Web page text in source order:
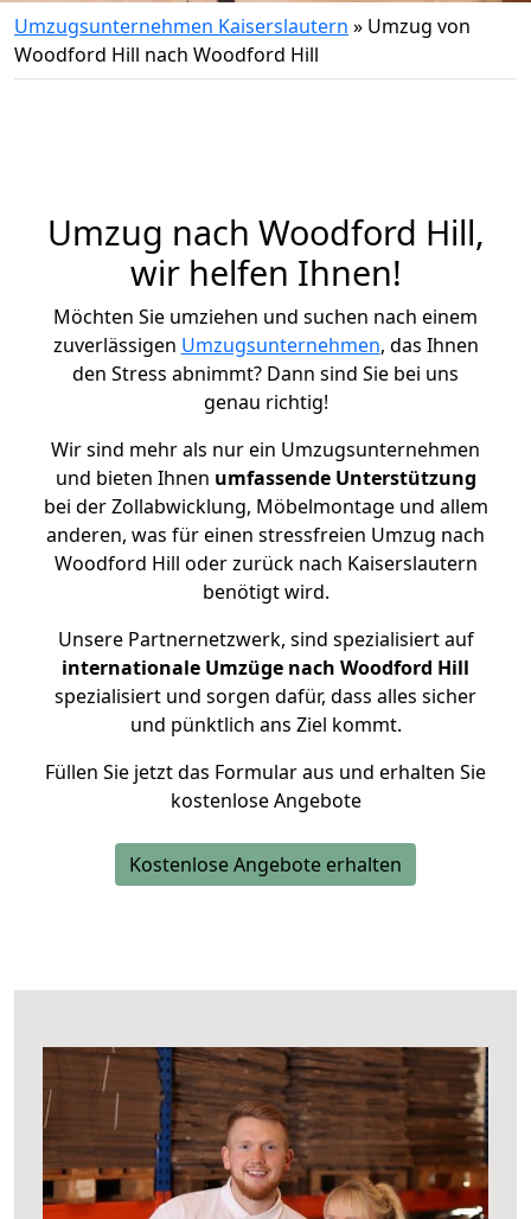
Umzugsunternehmen Kaiserslautern » Umzug von
Woodford Hill nach Woodford Hill
Umzug nach Woodford Hill,
wir helfen Ihnen!
Möchten Sie umziehen und suchen nach einem
zuverlässigen Umzugsunternehmen, das Ihnen
den Stress abnimmt? Dann sind Sie bei uns
genau richtig!
Wir sind mehr als nur ein Umzugsunternehmen
und bieten Ihnen umfassende Unterstützung
bei der Zollabwicklung, Möbelmontage und allem
anderen, was für einen stressfreien Umzug nach
Woodford Hill oder zurück nach Kaiserslautern
benötigt wird.
Unsere Partnernetzwerk, sind spezialisiert auf
internationale Umzüge nach Woodford Hill
spezialisiert und sorgen dafür, dass alles sicher
und pünktlich ans Ziel kommt.
Füllen Sie jetzt das Formular aus und erhalten Sie
kostenlose Angebote
Kostenlose Angebote erhalten